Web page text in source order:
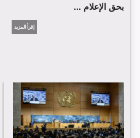
لجنة دعم الصحفيين تلتقي اللجنة
بحق الإعلام ...
إقرأ المزيد